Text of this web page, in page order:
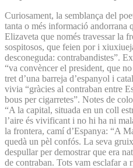
Curiosament, la semblança del
tanta o més informació
Elizaveta que només travessar la
sospitosos, que feien por i
desconeguda: contrabandistes”.
“va convèncer el president, que
tret d’una barreja d’espanyol i
vivia “gràcies al contraban entre
bous per cigarretes”. Notes de
“A la capital, situada en un coll
l’aire és vivificant i no hi ha ni
la frontera, camí d’Espanya: “A
quedà un pèl confós. La seva
despullar per demostrar que era
de contraban. Tots vam esclafar a